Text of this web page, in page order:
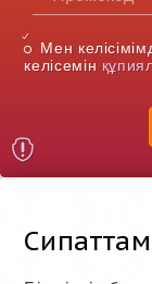
Мен
келісемін